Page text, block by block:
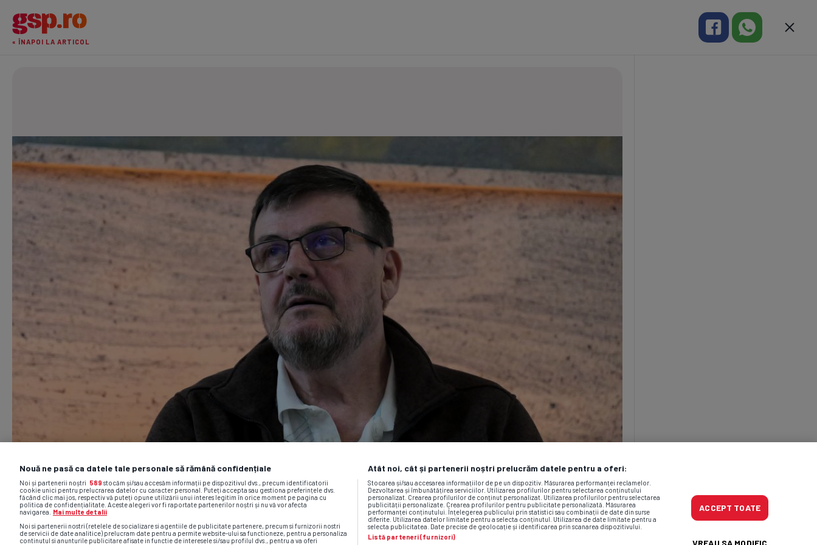
« ÎNAPOI LA ARTICOL
Nouă ne pasă ca datele tale personale să rămână confidențiale
Noi și partenerii noștri 589 stocăm și/sau accesăm informații pe dispozitivul dvs., precum identificatorii
cookie unici pentru prelucrarea datelor cu caracter personal. Puteți accepta sau gestiona preferințele dvs.
făcând clic mai jos, respectiv vă puteți opune utilizării unui interes legitim în orice moment pe pagina cu
politica de confidențialitate. Aceste alegeri vor fi raportate partenerilor noștri și nu vă vor afecta
navigarea.
Mai multe detalii
Noi si partenerii nostri (retelele de socializare si agentiile de publicitate partenere, precum si furnizorii nostri
de servicii de date analitice) prelucram date pentru a permite website-ului sa functioneze, pentru a personaliza
continutul si anunturile publicitare afisate in functie de interesele si/sau profilul dvs., pentru a va oferi
Atât noi, cât și partenerii noștri prelucrăm datele pentru a oferi:
Stocarea și/sau accesarea informațiilor de pe un dispozitiv. Măsurarea performanței reclamelor.
Dezvoltarea și îmbunătățirea serviciilor. Utilizarea profilurilor pentru selectarea conținutului
personalizat. Crearea profilurilor de conținut personalizat. Utilizarea profilurilor pentru selectarea
publicității personalizate. Crearea profilurilor pentru publicitate personalizată. Măsurarea
performanței conținutului. Înțelegerea publicului prin statistici sau combinații de date din surse
diferite. Utilizarea datelor limitate pentru a selecta conținutul. Utilizarea de date limitate pentru a
selecta publicitatea. Date precise de geolocație și identificarea prin scanarea dispozitivului.
Listă parteneri (furnizori)
ACCEPT TOATE
VREAU SA MODIFIC